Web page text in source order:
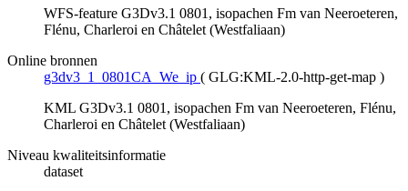
WFS-feature G3Dv3.1 0801, isopachen Fm van Neeroeteren,
Flénu, Charleroi en Châtelet (Westfaliaan)
Online bronnen
g3dv3_1_0801CA_We_ip ( GLG:KML-2.0-http-get-map )
KML G3Dv3.1 0801, isopachen Fm van Neeroeteren, Flénu,
Charleroi en Châtelet (Westfaliaan)
Niveau kwaliteitsinformatie
dataset